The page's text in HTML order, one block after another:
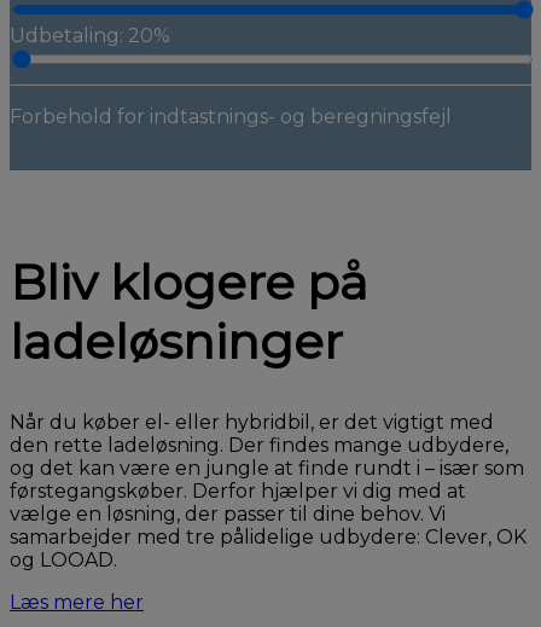
Udbetaling: 20%
Forbehold for indtastnings- og beregningsfejl
Bliv klogere på
ladeløsninger
Når du køber el- eller hybridbil, er det vigtigt med
den rette ladeløsning. Der findes mange udbydere,
og det kan være en jungle at finde rundt i – især som
førstegangskøber. Derfor hjælper vi dig med at
vælge en løsning, der passer til dine behov. Vi
samarbejder med tre pålidelige udbydere: Clever, OK
og LOOAD.
Læs mere her